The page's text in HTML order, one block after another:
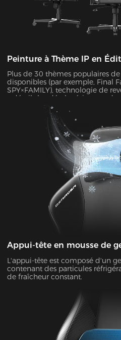
Peinture à Thème IP en
Plus de 30 thèmes populaires
disponibles (par exemple, Final
SPY×FAMILY), technologie de
+ détails brodés, la résistance
normes de Grade 4.
Appui-tête en mousse de
L'appui-tête est composé d'un
contenant des particules
de fraîcheur constant.